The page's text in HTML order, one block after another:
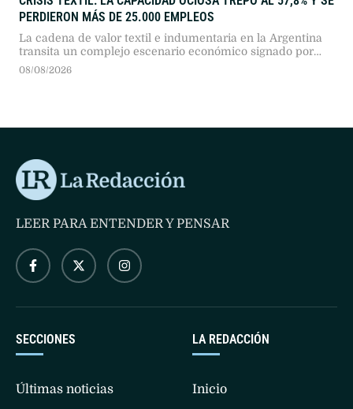
PERDIERON MÁS DE 25.000 EMPLEOS
La cadena de valor textil e indumentaria en la Argentina
transita un complejo escenario económico signado por
más de dos años consecutivos de caída en su actividad.
08/08/2026
LA REDACCIÓN
Inicio
SECCIONES
Últimas noticias
LEER PARA ENTENDER Y PENSAR